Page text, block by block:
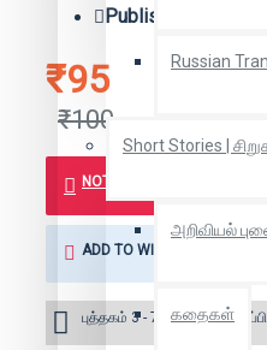
Russian
Short Stories |
அறிவியல்
கதைகள்
₹95
₹100
Publisher:
NOTIFY ME WHEN BOOK IS
ADD TO WISH LIST
புத்தகம் 3 - 7 நாட்களில்